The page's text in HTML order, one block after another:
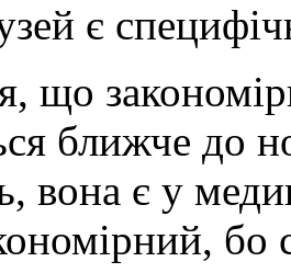
є
що
ближче до
вона є у
бо